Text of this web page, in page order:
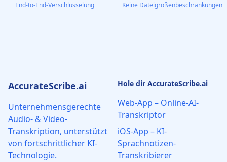
End-to-End-Verschlüsselung Keine Dateigrößenbeschränkungen
AccurateScribe.ai
Unternehmensgerechte
Audio- & Video-
Transkription, unterstützt
von fortschrittlicher KI-
Technologie.
Hole dir AccurateScribe.ai
Web-App – Online-AI-
Transkriptor
iOS-App – KI-
Sprachnotizen-
Transkribierer